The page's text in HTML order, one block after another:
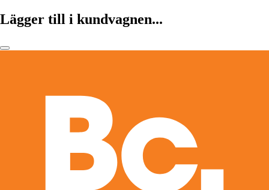
Lägger till i kundvagnen...